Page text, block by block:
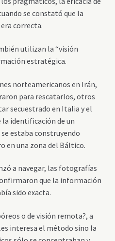
se constató que la
correcta.
utilizan la “visión
estratégica.
norteamericanos en Irán,
para rescatarlos, otros
secuestrado en Italia y el
la identificación de un
estaba construyendo
en una zona del Báltico.
a navegar, las fotografías
que la información
sido exacta.
o de visión remota?, a
interesa el método sino la